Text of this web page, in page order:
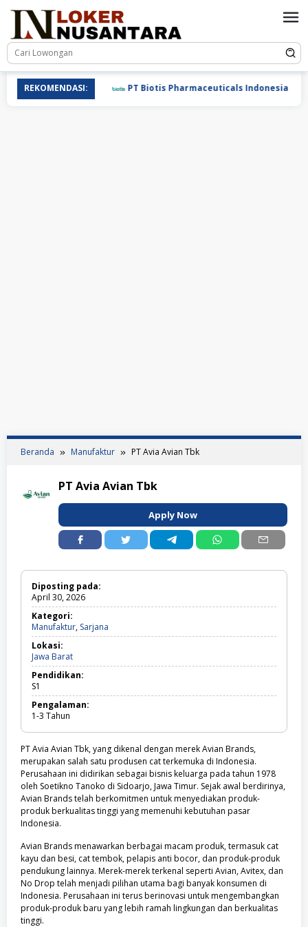
REKOMENDASI: PT Biotis Pharmaceuticals Indonesia
Beranda Manufaktur PT Avia Avian Tbk
PT Avia Avian Tbk
Apply Now
Diposting pada:
April 30, 2026
Kategori:
Manufaktur, Sarjana
Sarjana
Lokasi:
Jawa BaratJawa
Barat
Pendidikan:
S1
Pengalaman:
1-3 Tahun
PT Avia Avian Tbk, yang dikenal dengan merek Avian Brands,
merupakan salah satu produsen cat terkemuka di Indonesia.
Perusahaan ini didirikan sebagai bisnis keluarga pada tahun 1978
oleh Soetikno Tanoko di Sidoarjo, Jawa Timur. Sejak awal berdirinya,
Avian Brands telah berkomitmen untuk menyediakan produk-
produk berkualitas tinggi yang memenuhi kebutuhan pasar
Indonesia.
Avian Brands menawarkan berbagai macam produk, termasuk cat
kayu dan besi, cat tembok, pelapis anti bocor, dan produk-produk
pendukung lainnya. Merek-merek terkenal seperti Avian, Avitex, dan
No Drop telah menjadi pilihan utama bagi banyak konsumen di
Indonesia. Perusahaan ini terus berinovasi untuk mengembangkan
produk-produk baru yang lebih ramah lingkungan dan berkualitas
tinggi.